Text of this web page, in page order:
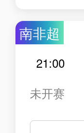
南非超
21:00
未开赛